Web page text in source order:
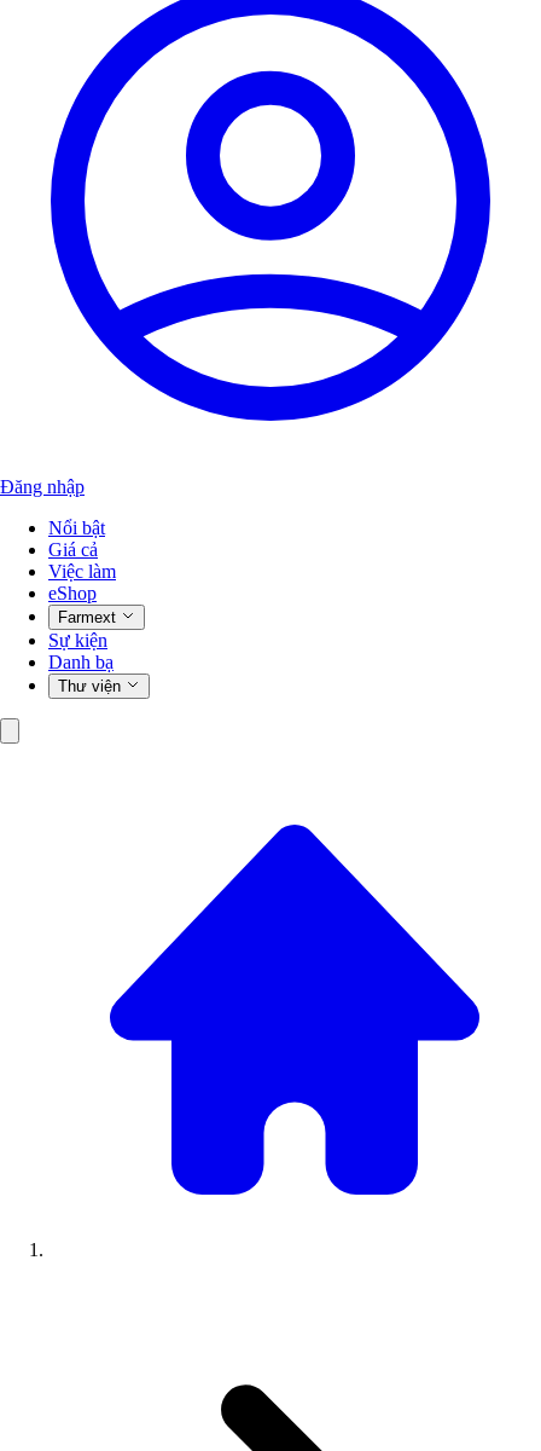
Đăng nhập
Nổi bật
Giá cả
Việc làm
eShop
Farmext
Sự kiện
Danh bạ
Thư viện